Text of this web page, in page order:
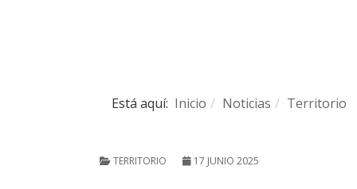
Está aquí: Inicio Noticias Territorio
TERRITORIO 17 JUNIO 2025